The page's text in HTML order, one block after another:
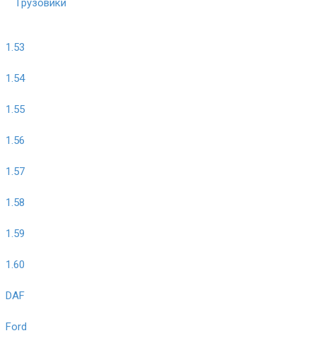
Грузовики
1.53
1.54
1.55
1.56
1.57
1.58
1.59
1.60
DAF
Ford